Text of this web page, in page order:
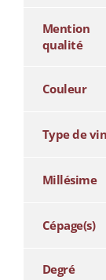
Mention
qualité
Couleur
Type de vin
Millésime
Cépage(s)
Degré